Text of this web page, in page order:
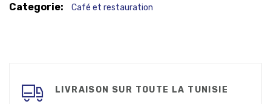
Categorie: Café et restauration
LIVRAISON SUR TOUTE LA TUNISIE